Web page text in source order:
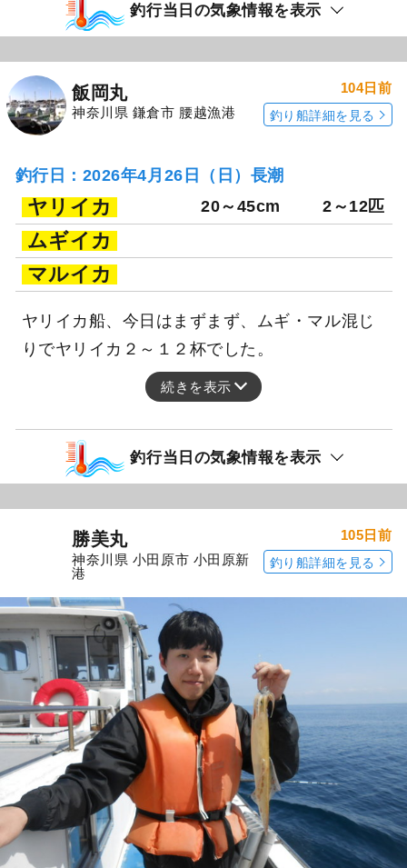
釣行当日の気象情報を表示
飯岡丸
神奈川県 鎌倉市 腰越漁港
104日前
釣り船詳細を見る
釣行日：2026年4月26日（日）長潮
ヤリイカ 20～45cm 2～12匹
ムギイカ
マルイカ
ヤリイカ船、今日はまずまず、ムギ・マル混じ
りでヤリイカ２～１２杯でした。
続きを表示
釣行当日の気象情報を表示
勝美丸
神奈川県 小田原市 小田原新
港
105日前
釣り船詳細を見る